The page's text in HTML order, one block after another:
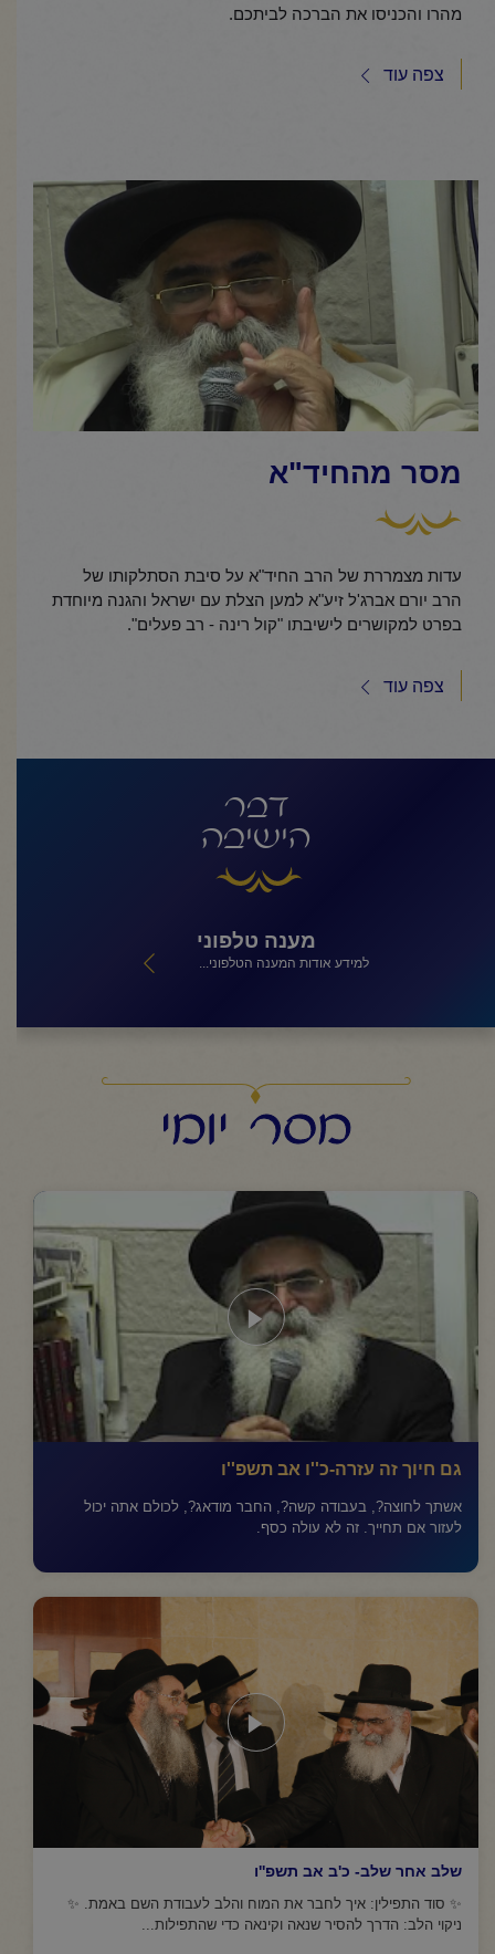
מהרו והכניסו את הברכה לביתכם.
צפה עוד
מסר מהחיד"א
עדות מצמררת של הרב החיד"א על סיבת הסתלקותו של
הרב יורם אברג'ל זיע"א למען הצלת עם ישראל והגנה מיוחדת
בפרט למקושרים לישיבתו "קול רינה - רב פעלים".
צפה עוד
דבר
הישיבה
מענה טלפוני
למידע אודות המענה הטלפוני...
מסר יומי
גם חיוך זה עזרה-כ''ו אב תשפ''ו
אשתך לחוצה?, בעבודה קשה?, החבר מודאג?, לכולם אתה יכול
לעזור אם תחייך. זה לא עולה כסף.
שלב אחר שלב- כ'ב אב תשפ''ו
✨ סוד התפילין: איך לחבר את המוח והלב לעבודת השם באמת. ✨
ניקוי הלב: הדרך להסיר שנאה וקינאה כדי שהתפילות...